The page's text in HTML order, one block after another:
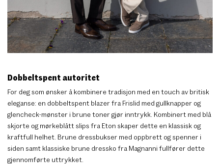
Dobbeltspent autoritet
For deg som ønsker å kombinere tradisjon med en touch av britisk
eleganse: en dobbeltspent blazer fra Frislid med gullknapper og
glencheck-mønster i brune toner gjør inntrykk. Kombinert med blå
skjorte og mørkeblått slips fra Eton skaper dette en klassisk og
kraftfull helhet. Brune dressbukser med oppbrett og spenner i
siden samt klassiske brune dressko fra Magnanni fullfører dette
gjennomførte uttrykket.